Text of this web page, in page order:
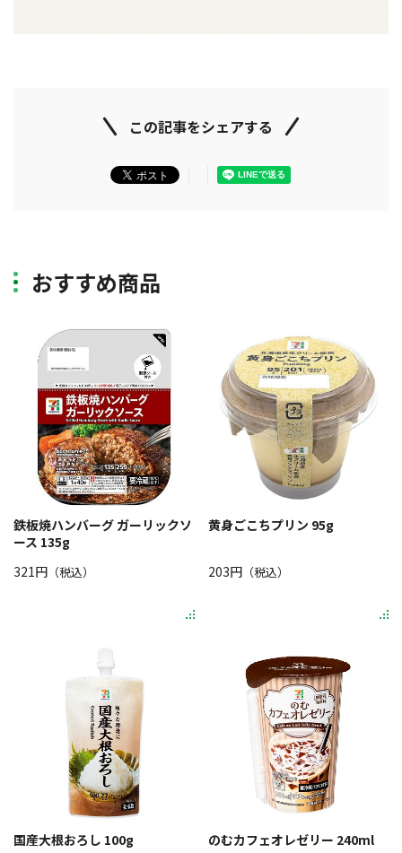
この記事をシェアする
おすすめ商品
鉄板焼ハンバーグ ガーリックソ
ース 135g
321円 （税込）
黄身ごこちプリン 95g
203円（税込）
国産大根おろし 100g のむカフェオレゼリー 240ml